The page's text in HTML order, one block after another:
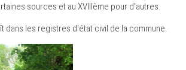
sources et au XVIIIème pour d'autres.
dans les registres d'état civil de la commune.